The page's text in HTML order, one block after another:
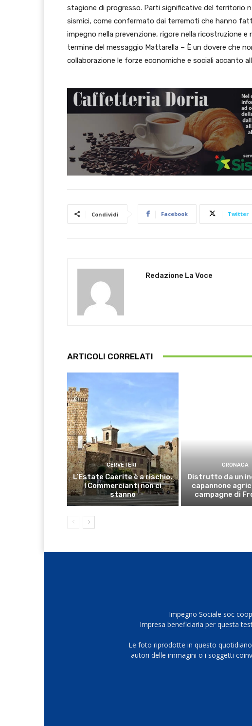
stagione di progresso. Parti significative del territorio
sismici, come confermato dai terremoti che hanno
impegno nella prevenzione, rigore nella ricostruzione
termine del messaggio Mattarella – È un dovere che
collaborazione le forze economiche e sociali accanto
Condividi Facebook Twitter
Redazione La Voce
ARTICOLI CORRELATI
CERVETERI
L’Estate Caerite è a rischio.
I Commercianti non ci
stanno
CRONACA
Distrutto da un
capannone
campagne di
Impegno Sociale soc
Impresa beneficiaria per questa
Le foto riprodotte in questo
autori delle immagini o i soggetti